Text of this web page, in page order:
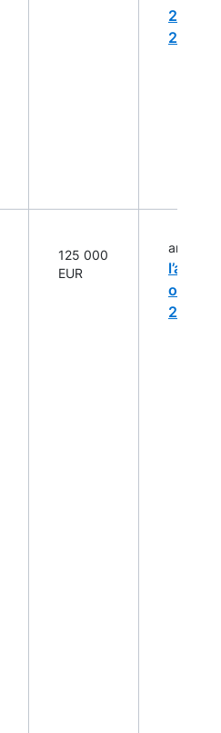
29
2009
125 000
EUR
article 4
2009